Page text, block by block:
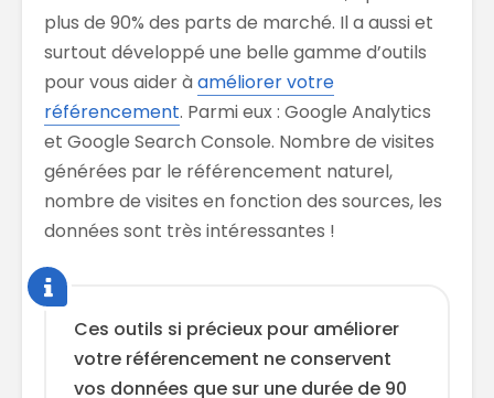
plus de 90% des parts de marché. Il a aussi et
surtout développé une belle gamme d’outils
pour vous aider à améliorer votre
référencement. Parmi eux : Google Analytics
et Google Search Console. Nombre de visites
générées par le référencement naturel,
nombre de visites en fonction des sources, les
données sont très intéressantes !
Ces outils si précieux pour améliorer
votre référencement ne conservent
vos données que sur une durée de 90